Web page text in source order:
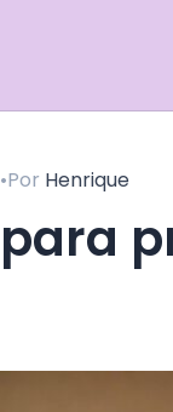
•Por Henrique